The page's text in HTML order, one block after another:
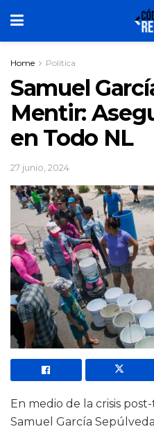
Home Política
Samuel
Mentir:
en Todo NL
27 junio, 2024
En medio de la crisis
Samuel García